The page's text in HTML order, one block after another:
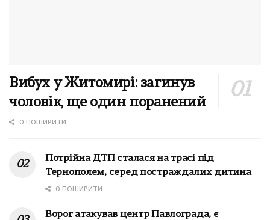
Вибух у Житомирі: загинув
чоловік, ще один поранений
0 ПОШИРИТИ
Потрійна ДТП сталася на трасі під
Тернополем, серед постраждалих дитина
0 ПОШИРИТИ
Ворог атакував центр Павлограда, є